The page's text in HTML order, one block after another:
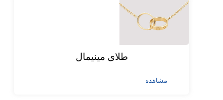
طلای مینیمال
مشاهده